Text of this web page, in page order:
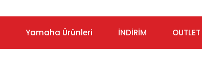
Yamaha Ürünleri İNDİRİM OUTLET